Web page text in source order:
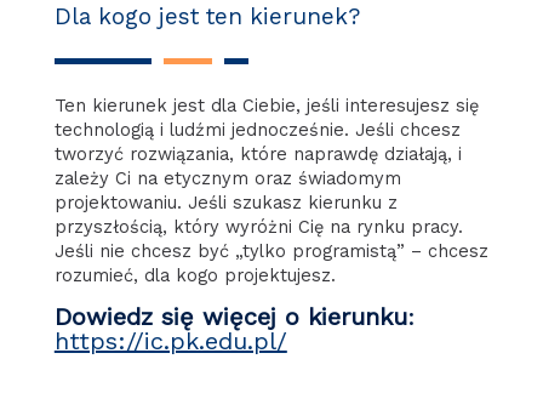
Dla kogo jest ten kierunek?
Ten kierunek jest dla Ciebie, jeśli interesujesz się
technologią i ludźmi jednocześnie. Jeśli chcesz
tworzyć rozwiązania, które naprawdę działają, i
zależy Ci na etycznym oraz świadomym
projektowaniu. Jeśli szukasz kierunku z
przyszłością, który wyróżni Cię na rynku pracy.
Jeśli nie chcesz być „tylko programistą” – chcesz
rozumieć, dla kogo projektujesz.
Dowiedz się więcej o kierunku:
https://ic.pk.edu.pl/